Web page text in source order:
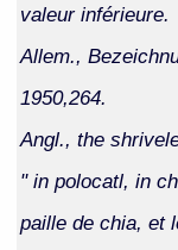
valeur inférieure.
Allem.,
1950,264.
Angl., the
" in polocatl, in
paille de chia, et